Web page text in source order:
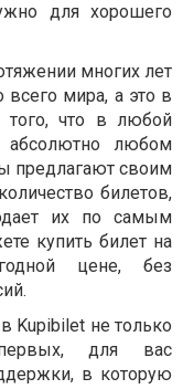
для хорошего
многих лет
всего мира, а это в
того, что в любой
любом
предлагают своим
билетов,
их по самым
купить билет на
цене, без
не только
для вас
в которую